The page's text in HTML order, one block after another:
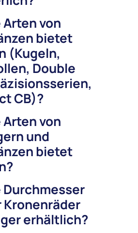
von
bietet
(Kugeln,
Double
CB)?
von
und
bietet
Durchmesser
Kronenräder
erhältlich?